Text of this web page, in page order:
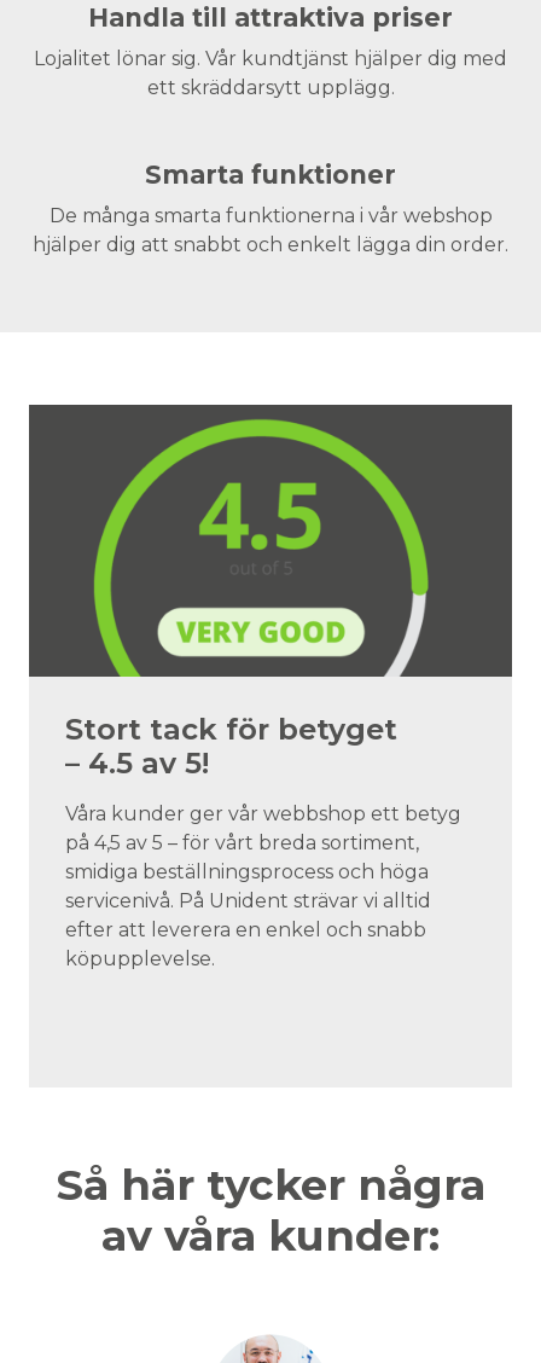
Handla till attraktiva priser
Lojalitet lönar sig. Vår kundtjänst hjälper dig med
ett skräddarsytt upplägg.
Smarta funktioner
De många smarta funktionerna i vår webshop
hjälper dig att snabbt och enkelt lägga din order.
Stort tack för betyget
– 4.5 av 5!
Våra kunder ger vår webbshop ett betyg
på 4,5 av 5 – för vårt breda sortiment,
smidiga beställningsprocess och höga
servicenivå. På Unident strävar vi alltid
efter att leverera en enkel och snabb
köpupplevelse.
Så här tycker några
av våra kunder: